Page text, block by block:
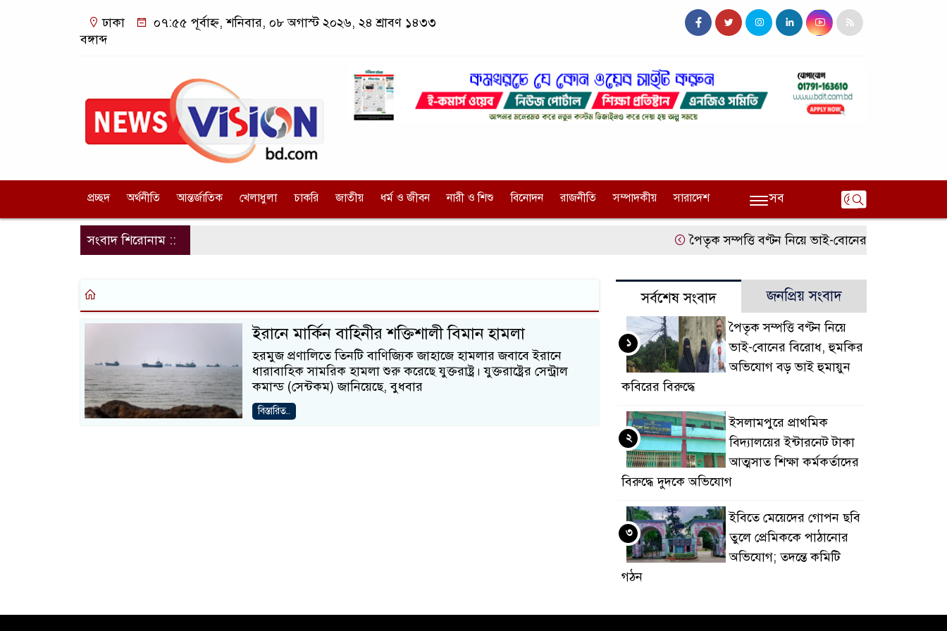
ঢাকা
০৭:৫৫ পূর্বাহ্ন, শনিবার, ০৮ অগাস্ট ২০২৬, ২৪ শ্রাবণ ১৪৩৩
বঙ্গাব্দ
প্রচ্ছদ অর্থনীতি আন্তর্জাতিক খেলাধুলা চাকরি জাতীয় ধর্ম ও জীবন নারী ও শিশু বিনোদন রাজনীতি সম্পাদকীয় সারাদেশ সব
সংবাদ শিরোনাম :: পৈতৃক সম্পত্তি বণ্টন নিয়ে ভাই-বোনের বিরোধ, হুমকির
ইরানে মার্কিন বাহিনীর শক্তিশালী বিমান হামলা
হরমুজ প্রণালিতে তিনটি বাণিজ্যিক জাহাজে হামলার জবাবে ইরানে
ধারাবাহিক সামরিক হামলা শুরু করেছে যুক্তরাষ্ট্র। যুক্তরাষ্ট্রের সেন্ট্রাল
কমান্ড (সেন্টকম) জানিয়েছে, বুধবার
বিস্তারিত..
সর্বশেষ সংবাদ জনপ্রিয় সংবাদ
পৈতৃক সম্পত্তি বণ্টন নিয়ে
ভাই-বোনের বিরোধ, হুমকির
অভিযোগ বড় ভাই হুমায়ুন
কবিরের বিরুদ্ধে
১
​ইসলামপুরে প্রাথমিক
বিদ্যালয়ের ইন্টারনেট টাকা
আত্মসাত শিক্ষা কর্মকর্তাদের
বিরুদ্ধে দুদকে অভিযোগ
২
ইবিতে মেয়েদের গোপন ছবি
তুলে প্রেমিককে পাঠানোর
অভিযোগ; তদন্তে কমিটি
গঠন
৩
কুবিতে সেন্টার ফর জাকাত